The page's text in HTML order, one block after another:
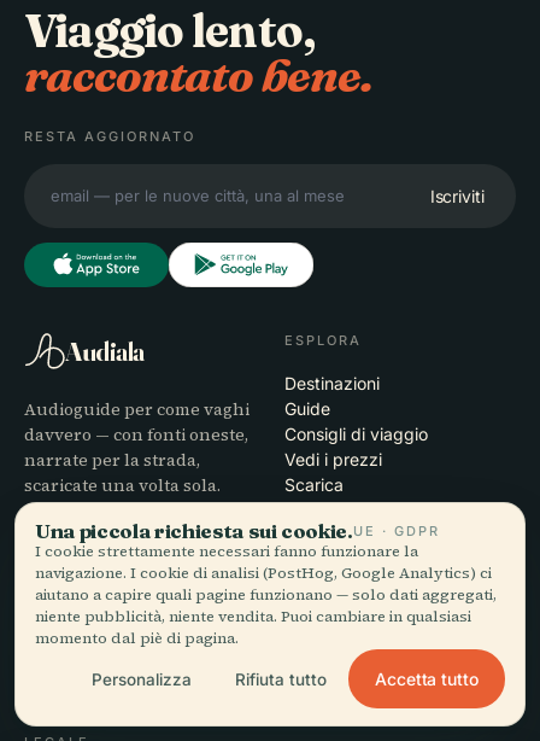
Viaggio lento,
raccontato bene.
RESTA AGGIORNATO
Iscriviti
Audiala
Audioguide per come vaghi
davvero — con fonti oneste,
narrate per la strada,
scaricate una volta sola.
ESPLORA
Destinazioni
Guide
Consigli di viaggio
Vedi i prezzi
Scarica
AZIENDA
Chi siamo
Processo editoriale
Missione
AIUTO
Assistenza
Risoluzione dei problemi
Diventa partner
Una piccola richiesta sui cookie.UE · GDPR
I cookie strettamente necessari fanno funzionare la
navigazione. I cookie di analisi (PostHog, Google Analytics) ci
aiutano a capire quali pagine funzionano — solo dati aggregati,
niente pubblicità, niente vendita. Puoi cambiare in qualsiasi
momento dal piè di pagina.
Personalizza Rifiuta tutto Accetta tutto